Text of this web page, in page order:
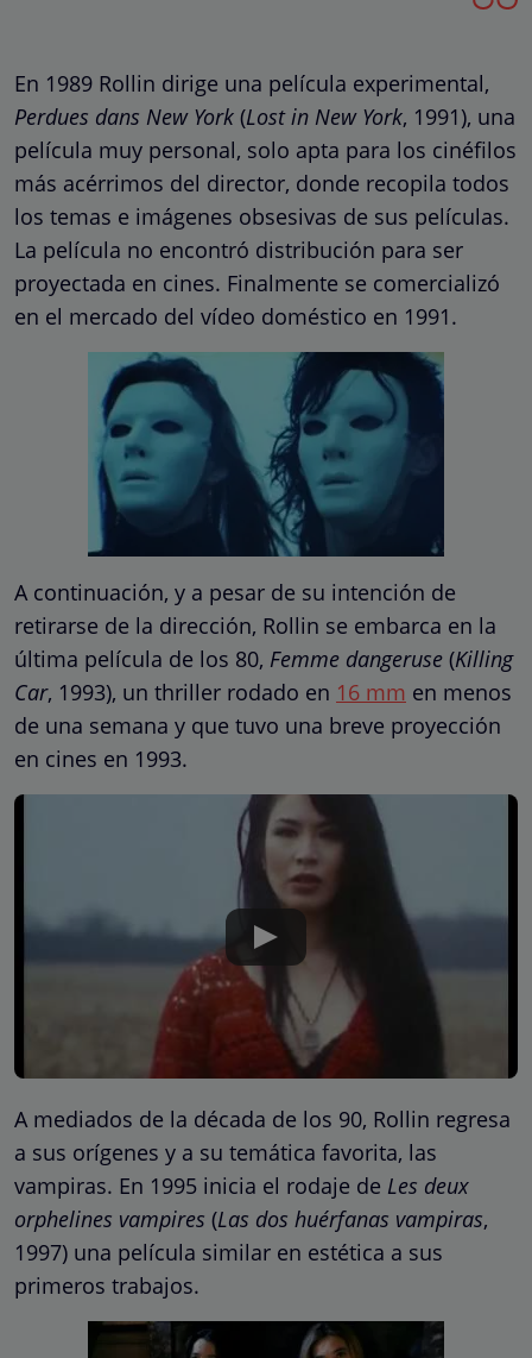
En 1989 Rollin dirige una película experimental,
Perdues dans New York (Lost in New York, 1991), una
película muy personal, solo apta para los cinéfilos
más acérrimos del director, donde recopila todos
los temas e imágenes obsesivas de sus películas.
La película no encontró distribución para ser
proyectada en cines. Finalmente se comercializó
en el mercado del vídeo doméstico en 1991.
A continuación, y a pesar de su intención de
retirarse de la dirección, Rollin se embarca en la
última película de los 80, Femme dangeruse (Killing
Car, 1993), un thriller rodado en 16 mm en menos
de una semana y que tuvo una breve proyección
en cines en 1993.
A mediados de la década de los 90, Rollin regresa
a sus orígenes y a su temática favorita, las
vampiras. En 1995 inicia el rodaje de Les deux
orphelines vampires (Las dos huérfanas vampiras,
1997) una película similar en estética a sus
primeros trabajos.